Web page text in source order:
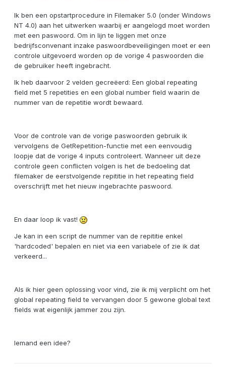
Ik ben een opstartprocedure in Filemaker 5.0 (onder Windows
NT 4.0) aan het uitwerken waarbij er aangelogd moet worden
met een paswoord. Om in lijn te liggen met onze
bedrijfsconvenant inzake paswoordbeveiligingen moet er een
controle uitgevoerd worden op de vorige 4 paswoorden die
de gebruiker heeft ingebracht.
Ik heb daarvoor 2 velden gecreëerd: Een global repeating
field met 5 repetities en een global number field waarin de
nummer van de repetitie wordt bewaard.
Voor de controle van de vorige paswoorden gebruik ik
vervolgens de GetRepetition-functie met een eenvoudig
loopje dat de vorige 4 inputs controleert. Wanneer uit deze
controle geen conflicten volgen is het de bedoeling dat
filemaker de eerstvolgende repititie in het repeating field
overschrijft met het nieuw ingebrachte paswoord.
En daar loop ik vast!
Je kan in een script de nummer van de repititie enkel
'hardcoded' bepalen en niet via een variabele of zie ik dat
verkeerd...
Als ik hier geen oplossing voor vind, zie ik mij verplicht om het
global repeating field te vervangen door 5 gewone global text
fields wat eigenlijk jammer zou zijn.
Iemand een idee?